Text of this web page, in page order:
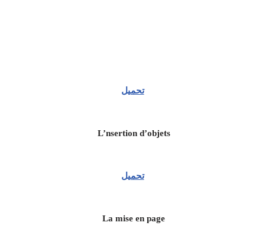
تحميل
L’nsertion d’objets
تحميل
La mise en page